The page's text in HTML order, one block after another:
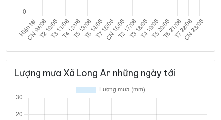
Lượng mưa Xã Long An những ngày tới